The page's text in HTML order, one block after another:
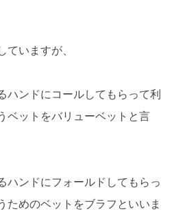
いますが、
ハンドにコールしてもらって利
ベットをバリューベットと言
ハンドにフォールドしてもらっ
ためのベットをブラフといいま